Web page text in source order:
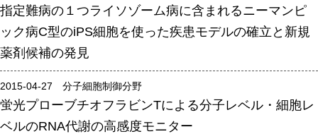
研究支援
リエゾンラボLILAについて
リエゾンラボ利用申込み
組織標本作製・HE染色
指定難病の１つライソゾーム病に含まれるニーマンピ
ック病C型のiPS細胞を使った疾患モデルの確立と新規
薬剤候補の発見
2015-04-27 分子細胞制御分野
蛍光プローブチオフラビンTによる分子レベル・細胞レ
ベルのRNA代謝の高感度モニター